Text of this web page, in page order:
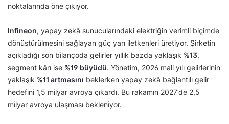
noktalarında öne çıkıyor.
Infineon, yapay zekâ sunucularındaki elektriğin verimli biçimde
dönüştürülmesini sağlayan güç yarı iletkenleri üretiyor. Şirketin
açıkladığı son bilançoda gelirler yıllık bazda yaklaşık %13,
segment kârı ise %19 büyüdü. Yönetim, 2026 mali yılı gelirlerinin
yaklaşık %11 artmasını beklerken yapay zekâ bağlantılı gelir
hedefini 1,5 milyar avroya çıkardı. Bu rakamın 2027’de 2,5
milyar avroya ulaşması bekleniyor.